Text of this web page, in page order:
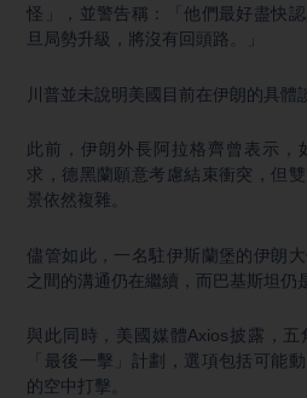
怪」，並警告稱：「他們最好盡快
旦局勢升級，將沒有回頭路。」
川普並未說明美國目前在伊朗的具體
此前，伊朗外長阿拉格齊曾表示，
求，德黑蘭願意考慮結束衝突，但
景依然複雜。
儘管如此，一名駐伊斯蘭堡的伊朗
之間的溝通仍在繼續，而巴基斯坦仍
與此同時，美國媒體Axios披露，
「最後一擊」計劃，選項包括可能
的空中打擊。